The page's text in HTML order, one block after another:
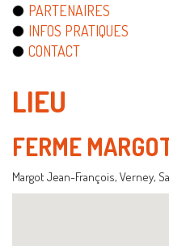
PARTENAIRES
INFOS PRATIQUES
CONTACT
LIEU
FERME
Margot Jean-François, Verney,